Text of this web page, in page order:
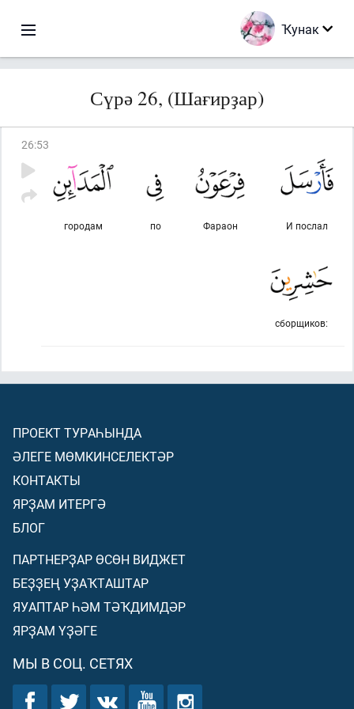
Ҡунак
Сүрә 26, (Шағирҙар)
26:53
И послал
Фараон
по
городам
сборщиков:
ПРОЕКТ ТУРАҺЫНДА
ӘЛЕГЕ МӨМКИНСЕЛЕКТӘР
КОНТАКТЫ
ЯРҘАМ ИТЕРГӘ
БЛОГ
ПАРТНЕРҘАР ӨСӨН ВИДЖЕТ
БЕҘҘЕҢ УҘАҠТАШТАР
ЯУАПТАР ҺӘМ ТӘҠДИМДӘР
ЯРҘАМ ҮҘӘГЕ
МЫ В СОЦ. СЕТЯХ